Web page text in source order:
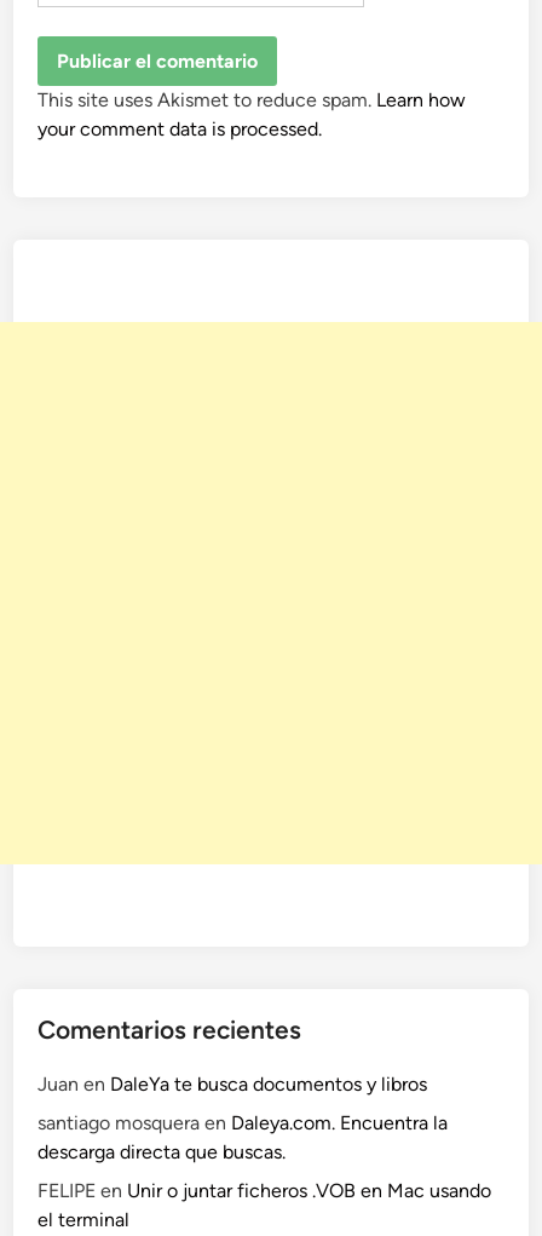
This site uses Akismet to reduce spam. Learn how
your comment data is processed.
Comentarios recientes
Juan en DaleYa te busca documentos y libros
santiago mosquera en Daleya.com. Encuentra la
descarga directa que buscas.
FELIPE en Unir o juntar ficheros .VOB en Mac usando
el terminal